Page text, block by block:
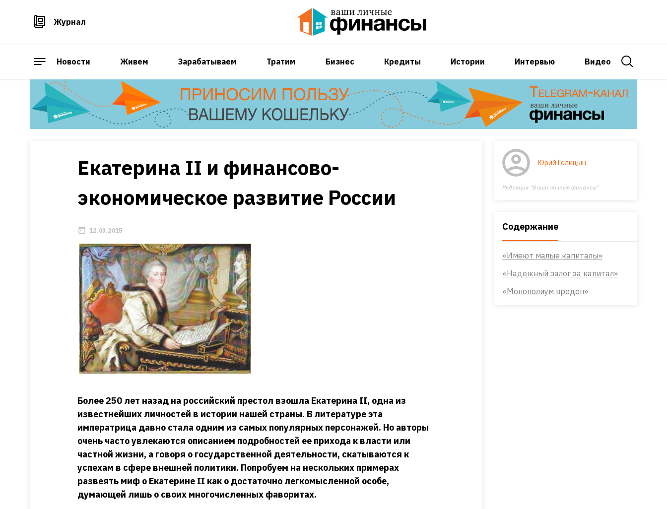
Журнал
Новости Живем Зарабатываем Тратим Бизнес Кредиты Истории Интервью Видео
Екатерина II и финансово-
экономическое развитие России
12.03.2015
Юрий Голицын
Редакция "Ваши личные финансы"
Содержание
«Имеют малые капиталы»
«Надежный залог за капитал»
«Монополиум вреден»
Более 250 лет назад на российский престол взошла Екатерина II, одна из
известнейших личностей в истории нашей страны. В литературе эта
императрица давно стала одним из самых популярных персонажей. Но авторы
очень часто увлекаются описанием подробностей ее прихода к власти или
частной жизни, а говоря о государственной деятельности, скатываются к
успехам в сфере внешней политики. Попробуем на нескольких примерах
развеять миф о Екатерине II как о достаточно легкомысленной особе,
думающей лишь о своих многочисленных фаворитах.